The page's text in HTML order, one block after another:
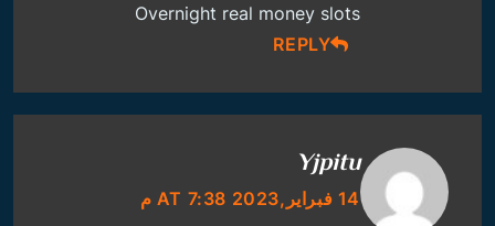
Overnight real money slots
REPLY
Yjpitu
14 فبراير,2023 AT 7:38 م